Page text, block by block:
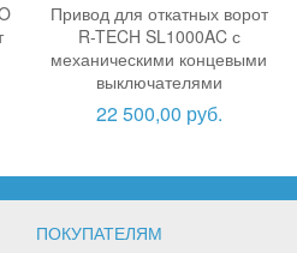
Привод для откатных ворот
R-TECH SL1000AC с
механическими концевыми
выключателями
22 500,00 руб.
ПОКУПАТЕЛЯМ